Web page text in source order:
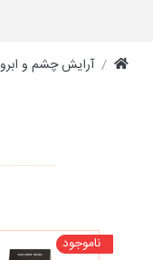
آرایش چشم و ابرو
ناموجود